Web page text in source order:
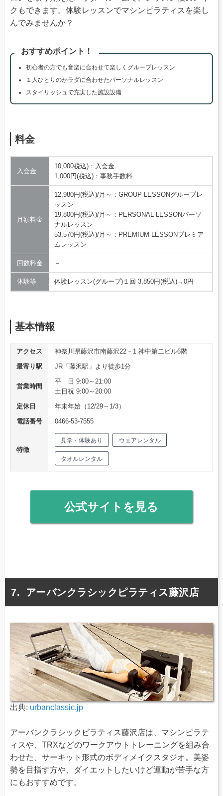
クもできます。体験レッスンでマシンピラティスを楽し
んでみませんか？
おすすめポイント！
初心者の方でも音楽に合わせて楽しくグループレッスン
１人ひとりのかラダに合わせたパーソナルレッスン
スタイリッシュで充実した施設設備
料金
入会金
10,000税込)：入会金
1,000円(税込)：事務手数料
月額料金
12,980円(税込)/月～：GROUP LESSONグループレ
ッスン
19,800円(税込)/月～：PERSONAL LESSONパーソ
ナルレッスン
53,570円(税込)/月～：PREMIUM LESSONプレミア
ムレッスン
回数料金 －
体験等 体験レッスン(グループ)１回 3,850円(税込)→0円
基本情報
アクセス
神奈川県藤沢市南藤沢22－1 神中第二ビル6階
最寄り駅
JR「藤沢駅」より徒歩1分
営業時間
平 日 9:00～21:00
土日祝 9:00～20:00
定休日
年末年始（12/29～1/3）
電話番号
0466-53-7555
特徴
見学・体験あり ウェアレンタル
タオルレンタル
公式サイトを見る
アーバンクラシックピラティス藤沢店
出典: urbanclassic.jp
アーバンクラシックピラティス藤沢店は、マシンピラテ
ィスや、TRXなどのワークアウトトレーニングを組み合
わせた、サーキット形式のボディメイクスタジオ。美姿
勢を目指す方や、ダイエットしたいけど運動が苦手な方
にもおすすめです。